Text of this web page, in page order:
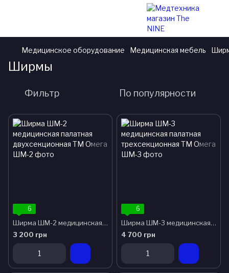
Медицинское оборудование Медицинская мебель
Ширмы
Фильтр По популярности
6
Ширма ШМ-2 медицинская палатная двухсекционная ТМ Омега
3 200 грн
6
Ширма ШМ-3 медицинская палатная трехсекционная ТМ Омега
4 700 грн